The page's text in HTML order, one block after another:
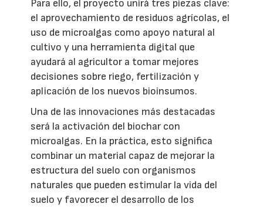
Para ello, el proyecto unirá tres piezas clave:
el aprovechamiento de residuos agrícolas, el
uso de microalgas como apoyo natural al
cultivo y una herramienta digital que
ayudará al agricultor a tomar mejores
decisiones sobre riego, fertilización y
aplicación de los nuevos bioinsumos.
Una de las innovaciones más destacadas
será la activación del biochar con
microalgas. En la práctica, esto significa
combinar un material capaz de mejorar la
estructura del suelo con organismos
naturales que pueden estimular la vida del
suelo y favorecer el desarrollo de los